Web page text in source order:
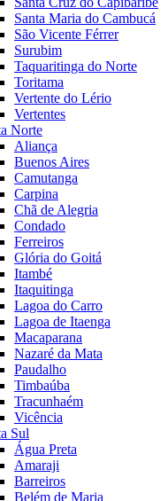
Santa Maria do Cambucá
São Vicente Férrer
Surubim
Taquaritinga do Norte
Toritama
Vertente do Lério
Vertentes
Norte
Aliança
Buenos Aires
Camutanga
Carpina
Chã de Alegria
Condado
Ferreiros
Glória do Goitá
Itambé
Itaquitinga
Lagoa do Carro
Lagoa de Itaenga
Macaparana
Nazaré da Mata
Paudalho
Timbaúba
Tracunhaém
Vicência
Sul
Água Preta
Amaraji
Barreiros
Belém de Maria